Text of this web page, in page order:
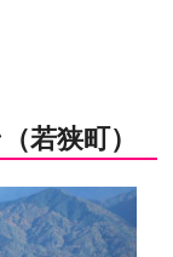
若狭町）